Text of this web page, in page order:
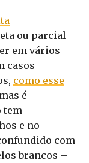
ou parcial
em vários
casos
como esse
é
tem
e no
com
brancos –